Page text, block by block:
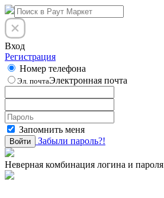
Вход
Регистрация
Номер телефона
Эл. почтаЭлектронная почта
Запомнить меня
Войти Забыли пароль?!
Неверная комбинация логина и пароля